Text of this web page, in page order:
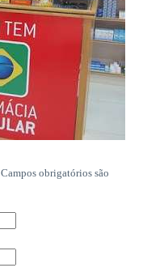
Campos obrigatórios são